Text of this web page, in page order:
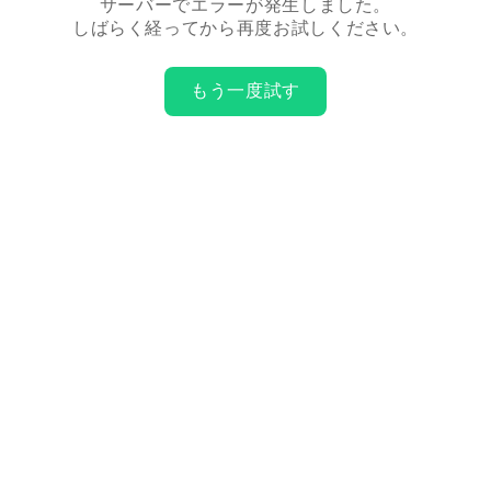
サーバーでエラーが発生しました。
しばらく経ってから再度お試しください。
もう一度試す